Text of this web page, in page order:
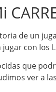
de un
con los
que
ver a